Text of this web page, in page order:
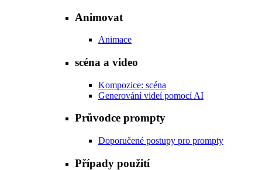
Animovat
Animace
scéna a video
Kompozice: scéna
Generování videí pomocí AI
Průvodce prompty
Doporučené postupy pro prompty
Případy použití